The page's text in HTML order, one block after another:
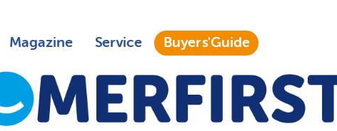
Magazine Service Buyers'Guide